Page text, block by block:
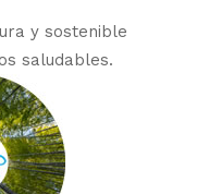
y sostenible
saludables.